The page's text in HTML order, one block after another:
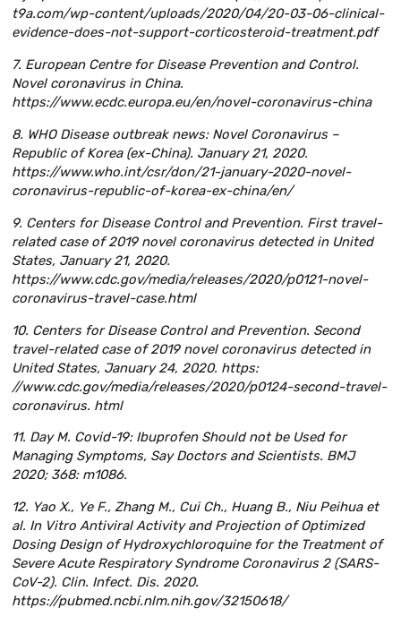
t9a.com/wp-content/uploads/2020/04/20-03-06-clinical-
evidence-does-not-support-corticosteroid-treatment.pdf
7. European Centre for Disease Prevention and Control.
Novel coronavirus in China.
https://www.ecdc.europa.eu/en/novel-coronavirus-china
8. WHO Disease outbreak news: Novel Coronavirus –
Republic of Korea (ex-China). January 21, 2020.
https://www.who.int/csr/don/21-january-2020-novel-
coronavirus-republic-of-korea-ex-china/en/
9. Centers for Disease Control and Prevention. First travel-
related case of 2019 novel coronavirus detected in United
States, January 21, 2020.
https://www.cdc.gov/media/releases/2020/p0121-novel-
coronavirus-travel-case.html
10. Centers for Disease Control and Prevention. Second
travel-related case of 2019 novel coronavirus detected in
United States, January 24, 2020. https:
//www.cdc.gov/media/releases/2020/p0124-second-travel-
coronavirus. html
11. Day M. Covid-19: Ibuprofen Should not be Used for
Managing Symptoms, Say Doctors and Scientists. BMJ
2020; 368: m1086.
12. Yao X., Ye F., Zhang M., Cui Ch., Huang B., Niu Peihua et
al. In Vitro Antiviral Activity and Projection of Optimized
Dosing Design of Hydroxychloroquine for the Treatment of
Severe Acute Respiratory Syndrome Coronavirus 2 (SARS-
CoV-2). Clin. Infect. Dis. 2020.
https://pubmed.ncbi.nlm.nih.gov/32150618/